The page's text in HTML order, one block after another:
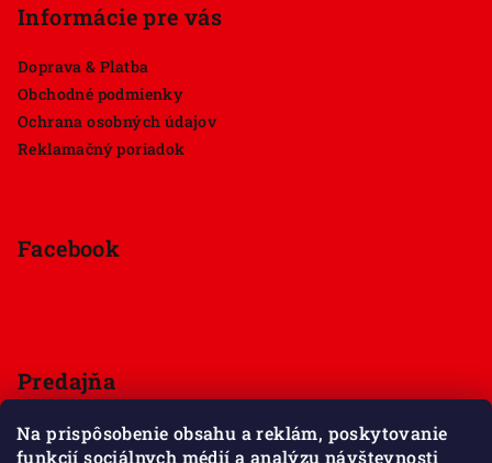
Na prispôsobenie obsahu a reklám, poskytovanie
funkcií sociálnych médií a analýzu návštevnosti
Informácie pre vás
Doprava & Platba
Obchodné podmienky
Ochrana osobných údajov
Reklamačný poriadok
Facebook
Predajňa
Štúrova 33, 949 01 Nitra
Pondelok - Sobota 9:00 - 18:00